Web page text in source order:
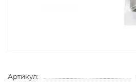
Артикул: